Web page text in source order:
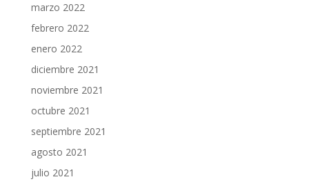
marzo 2022
febrero 2022
enero 2022
diciembre 2021
noviembre 2021
octubre 2021
septiembre 2021
agosto 2021
julio 2021